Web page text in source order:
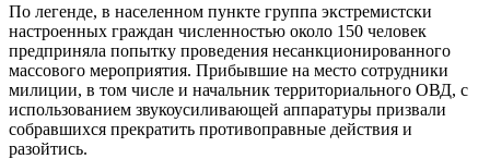
По легенде, в населенном пункте группа экстремистски
настроенных граждан численностью около 150 человек
предприняла попытку проведения несанкционированного
массового мероприятия. Прибывшие на место сотрудники
милиции, в том числе и начальник территориального ОВД, с
использованием звукоусиливающей аппаратуры призвали
собравшихся прекратить противоправные действия и
разойтись.